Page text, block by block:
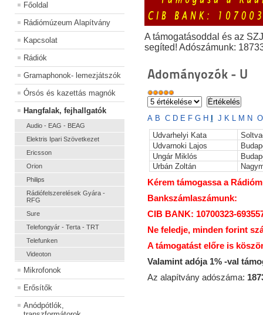
Főoldal
Rádiómúzeum Alapítvány
Kapcsolat
Rádiók
Gramaphonok- lemezjátszók
Órsós és kazettás magnók
Hangfalak, fejhallgatók
Audio - EAG - BEAG
Elektris Ipari Szövetkezet
Ericsson
Orion
Philips
Rádiófelszerelések Gyára -
RFG
Sure
Telefongyár - Terta - TRT
Telefunken
Videoton
Mikrofonok
Erősítők
Anódpótlók,
A támogatásoddal és az
segíted! Adószámunk:
Adományozók - U
A B C D E F G H J K L M N O
Udvarhelyi Kata
Udvarnoki Lajos
Ungár Miklós
Urbán Zoltán
Kérem támogassa a
Bankszámlaszámunk:
CIB BANK: 10700323-
Ne feledje, minden forint
A támogatást előre is
Valamint adója 1% -val
Az alapítvány adószáma: